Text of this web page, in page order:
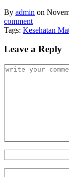
By admin on
comment
Tags: Kesehatan
Leave a Reply